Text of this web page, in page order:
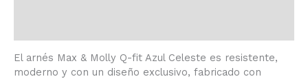
El arnés Max & Molly Q-fit Azul Celeste es resistente,
moderno y con un diseño exclusivo, fabricado con